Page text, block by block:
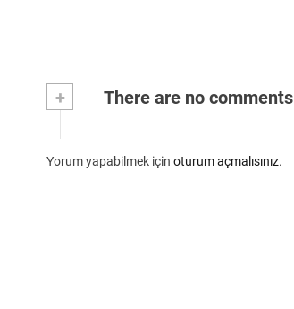
+ There are no comments
Yorum yapabilmek için oturum açmalısınız.